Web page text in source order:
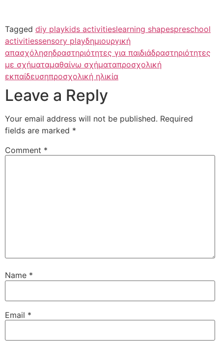
Tagged diy playkids activitieslearning shapespreschool
activitiessensory playδημιουργική
απασχόλησηδραστηριότητες για παιδιάδραστηριότητες
με σχήματαμαθαίνω σχήματαπροσχολική
εκπαίδευσηπροσχολική ηλικία
Leave a Reply
Your email address will not be published. Required
fields are marked *
Comment *
Name *
Email *